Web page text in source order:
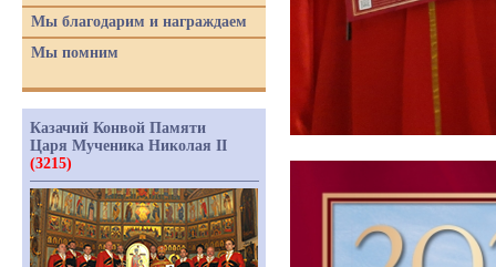
Мы благодарим и награждаем
Мы помним
Казачий Конвой Памяти
Царя Мученика Николая II
(3215)